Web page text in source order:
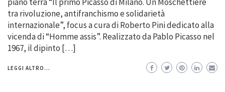
tra rivoluzione, antifranchismo e solidarietà
internazionale”, focus a cura di Roberto Pini dedicato alla
vicenda di “Homme assis”. Realizzato da Pablo Picasso nel
1967, il dipinto […]
LEGGI ALTRO...